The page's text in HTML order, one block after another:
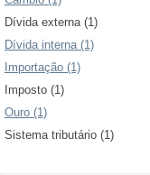
Dívida externa (1)
Dívida interna (1)
Importação (1)
Imposto (1)
Ouro (1)
Sistema tributário (1)